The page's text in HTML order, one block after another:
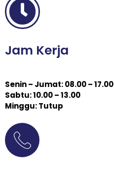
Jam Kerja
Senin – Jumat: 08.00 – 17.00
Sabtu: 10.00 – 13.00
Minggu: Tutup